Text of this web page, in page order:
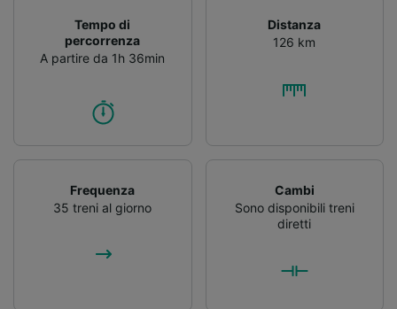
Tempo di
percorrenza
A partire da 1h 36min
Distanza
126 km
Frequenza
35 treni al giorno
Cambi
Sono disponibili treni
diretti
Archiviare informazioni su dispositivo e/o
accedervi. Pubblicità e contenuti
personalizzati, misurazione delle prestazioni
Elenco dei partner (fornitori)